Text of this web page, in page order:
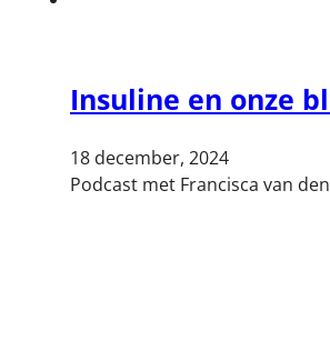
Insuline en onze
18 december, 2024
Podcast met Francisca van